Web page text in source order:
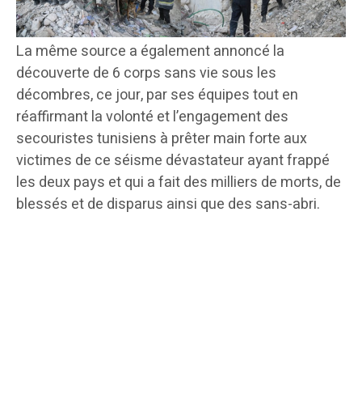
La même source a également annoncé la
découverte de 6 corps sans vie sous les
décombres, ce jour, par ses équipes tout en
réaffirmant la volonté et l’engagement des
secouristes tunisiens à prêter main forte aux
victimes de ce séisme dévastateur ayant frappé
les deux pays et qui a fait des milliers de morts, de
blessés et de disparus ainsi que des sans-abri.